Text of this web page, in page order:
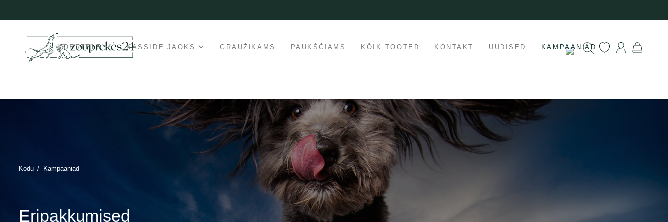
KOERTELE KASSIDE JAOKS GRAUŽIKAMS PAUKŠČIAMS KÕIK TOOTED KONTAKT UUDISED KAMPAANIAD
Kodu / Kampaaniad
Eripakkumised